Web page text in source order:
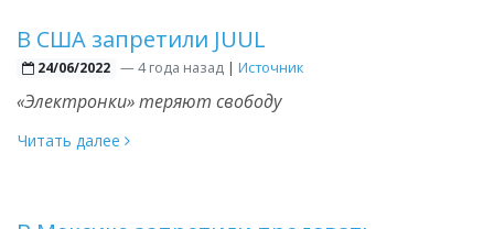
В США запретили JUUL
24/06/2022 —4 года назад | Источник
«Электронки» теряют свободу
Читать далее